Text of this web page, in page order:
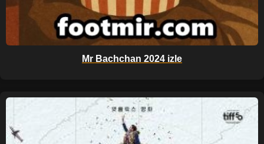
Mr Bachchan 2024 izle